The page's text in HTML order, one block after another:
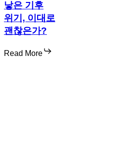
낳은 기후
위기, 이대로
괜찮은가?
Read More